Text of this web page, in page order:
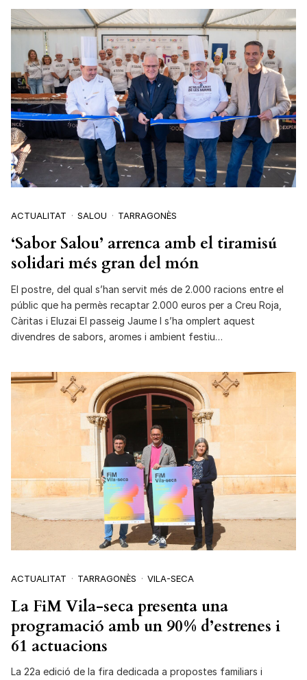
ACTUALITAT SALOU TARRAGONÈS
‘Sabor Salou’ arrenca amb el tiramisú
solidari més gran del món
El postre, del qual s’han servit més de 2.000 racions entre el
públic que ha permès recaptar 2.000 euros per a Creu Roja,
Càritas i Eluzai El passeig Jaume I s’ha omplert aquest
divendres de sabors, aromes i ambient festiu…
ACTUALITAT TARRAGONÈS VILA-SECA
La FiM Vila-seca presenta una
programació amb un 90% d’estrenes i
61 actuacions
La 22a edició de la fira dedicada a propostes familiars i